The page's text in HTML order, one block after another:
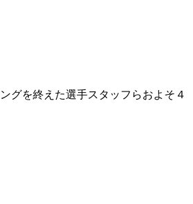
グを終えた選手スタッフらおよそ４